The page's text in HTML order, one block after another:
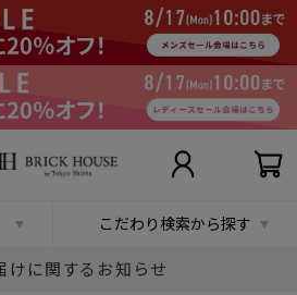
こだわり検索から探す
けに関するお知らせ